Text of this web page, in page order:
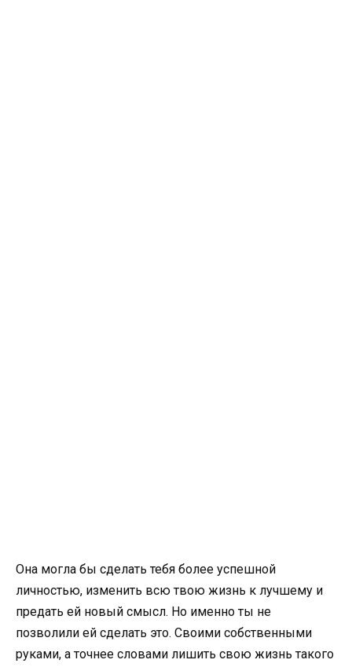
Она могла бы сделать тебя более успешной
личностью, изменить всю твою жизнь к лучшему и
предать ей новый смысл. Но именно ты не
позволили ей сделать это. Своими собственными
руками, а точнее словами лишить свою жизнь такого